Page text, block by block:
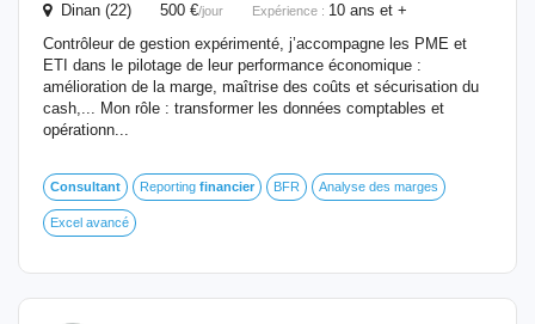
Dinan (22) 500 €/jour Expérience : 10 ans et +
Contrôleur de gestion expérimenté, j’accompagne les PME et
ETI dans le pilotage de leur performance économique :
amélioration de la marge, maîtrise des coûts et sécurisation du
cash,... Mon rôle : transformer les données comptables et
opérationn...
Consultant Reporting financier BFR Analyse des marges
Excel avancé